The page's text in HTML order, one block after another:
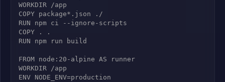
WORKDIR /app
COPY package*.json ./
RUN npm ci --ignore-scripts
COPY . .
RUN npm run build
FROM node:20-alpine AS runner
WORKDIR /app
ENV NODE_ENV=production